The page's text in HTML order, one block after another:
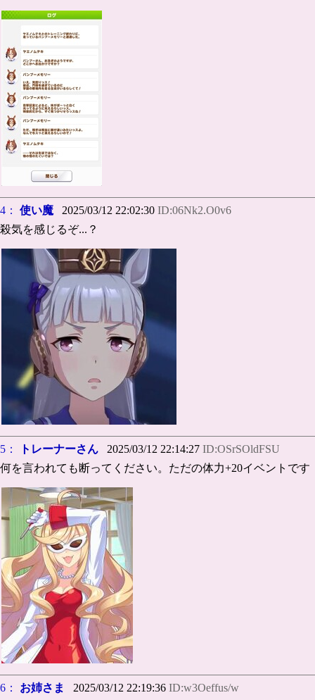
4： 使い魔 2025/03/12 22:02:30 ID:06Nk2.O0v6
殺気を感じるぞ...？
5： トレーナーさん 2025/03/12 22:14:27 ID:OSrSOldFSU
何を言われても断ってください。ただの体力+20イベントです
6： お姉さま 2025/03/12 22:19:36 ID:w3Oeffus/w